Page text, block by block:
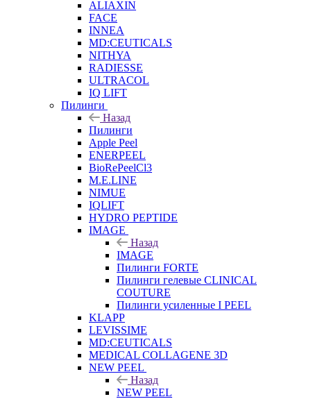
ALIAXIN
FACE
INNEA
MD:CEUTICALS
NITHYA
RADIESSE
ULTRACOL
IQ LIFT
Пилинги
Назад
Пилинги
Apple Peel
ENERPEEL
BioRePeelCl3
M.E.LINE
NIMUE
IQLIFT
HYDRO PEPTIDE
IMAGE
Назад
IMAGE
Пилинги FORTE
Пилинги гелевые CLINICAL
COUTURE
Пилинги усиленные I PEEL
KLAPP
LEVISSIME
MD:CEUTICALS
MEDICAL COLLAGENE 3D
NEW PEEL
Назад
NEW PEEL